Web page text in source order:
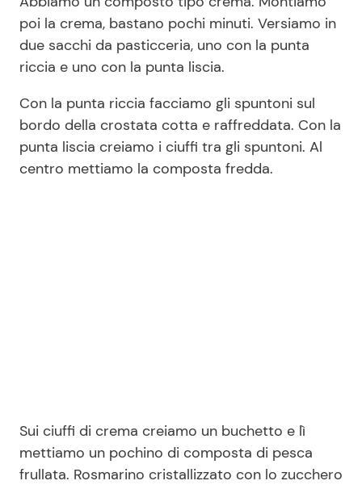
poi la crema, bastano pochi minuti. Versiamo in
due sacchi da pasticceria, uno con la punta
riccia e uno con la punta liscia.
Con la punta riccia facciamo gli spuntoni sul
bordo della crostata cotta e raffreddata. Con la
punta liscia creiamo i ciuffi tra gli spuntoni. Al
centro mettiamo la composta fredda.
Sui ciuffi di crema creiamo un buchetto e lì
mettiamo un pochino di composta di pesca
frullata. Rosmarino cristallizzato con lo zucchero